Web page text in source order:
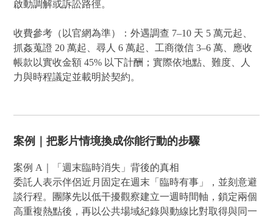
啟動調解或訴訟路徑。
收費參考（以官網為準）：外遇調查 7–10 天 5 萬元起、
抓姦蒐證 20 萬起、尋人 6 萬起、工商徵信 3–6 萬、應收
帳款以實收金額 45% 以下計酬；實際依地點、難度、人
力與時程議定並載明於契約。
案例｜把影片情境換成你能行動的步驟
案例 A｜「週末臨時消失」背後的真相
委託人表示伴侶近月固定在週末「臨時有事」，並刻意避
談行程。團隊先以低干擾觀察建立一週時間軸，鎖定兩個
高重複熱點後，再以公共場域紀錄與動線比對取得與同一